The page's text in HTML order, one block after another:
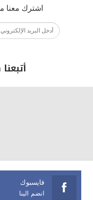
اشترك معنا
أتبعنا
فايسبوك
انضم الينا